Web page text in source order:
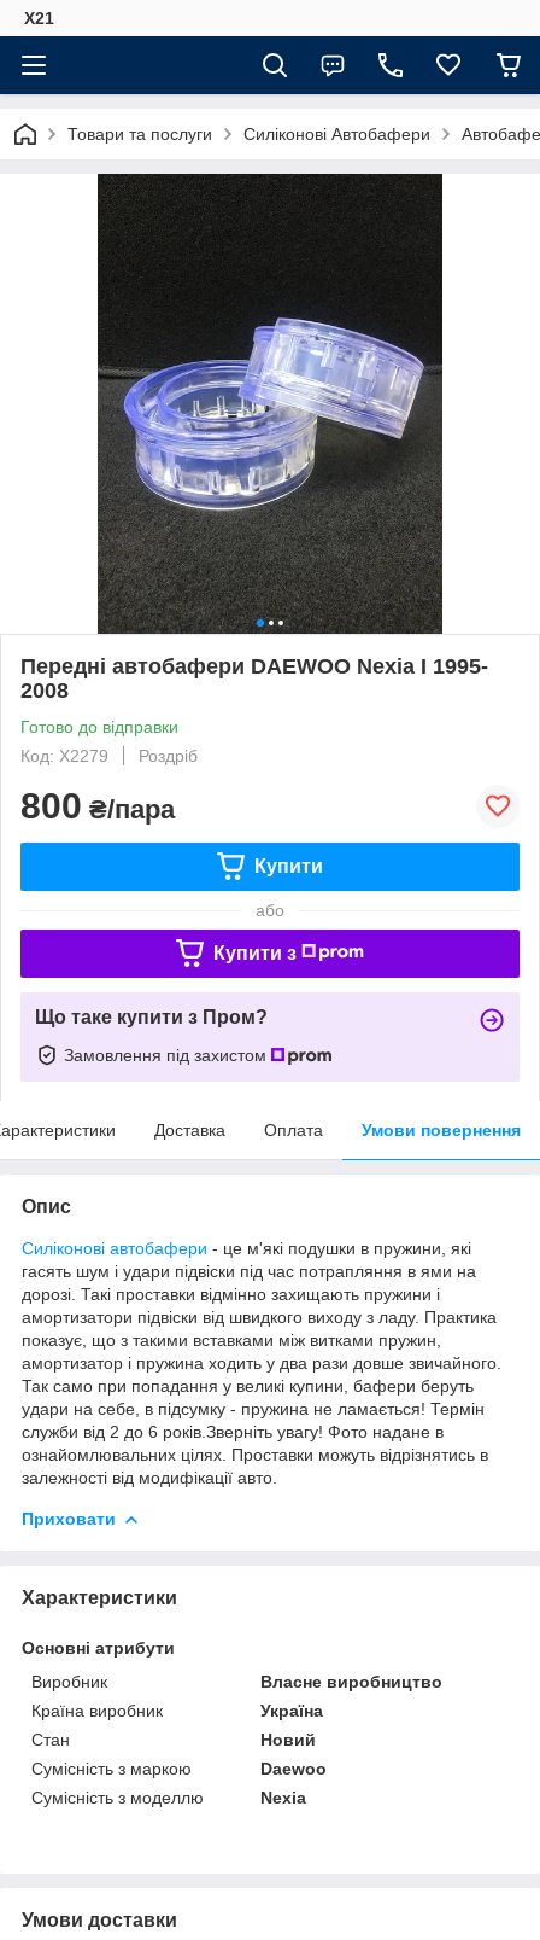
Х21
Товари та послуги Силіконові Автобафери
Передні автобафери DAEWOO Nexia I 1995-
2008
Готово до відправки
Код: X2279
Роздріб
800 ₴/пара
Купити
або
Купити з
Що таке купити з Пром?
Замовлення під захистом
Доставка Оплата Умови повернення
Опис
Силіконові автобафери - це м'які подушки в пружини, які
гасять шум і удари підвіски під час потрапляння в ями на
дорозі. Такі проставки відмінно захищають пружини і
амортизатори підвіски від швидкого виходу з ладу. Практика
показує, що з такими вставками між витками пружин,
амортизатор і пружина ходить у два рази довше звичайного.
Так само при попадання у великі купини, бафери беруть
удари на себе, в підсумку - пружина не ламається! Термін
служби від 2 до 6 років.Зверніть увагу! Фото надане в
ознайомлювальних цілях. Проставки можуть відрізнятись в
залежності від модифікації авто.
Приховати
Характеристики
Основні атрибути
Виробник
Власне виробництво
Країна виробник
Україна
Стан
Новий
Сумісність з маркою
Daewoo
Сумісність з моделлю
Nexia
Умови доставки